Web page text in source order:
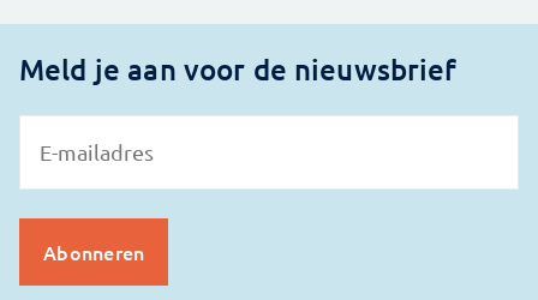
Meld je aan voor de nieuwsbrief